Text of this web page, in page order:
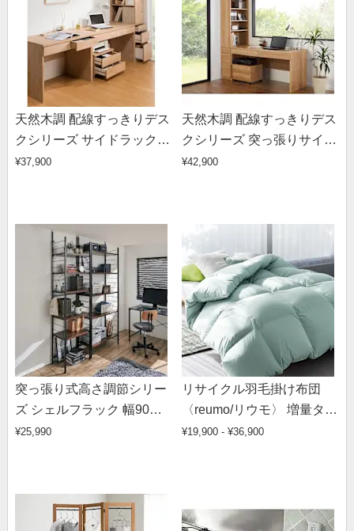
天然木調 配線すっきりデス
クシリーズ サイドラック・
幅30奥行60高さ180cm
¥37,900
天然木調 配線すっきりデス
クシリーズ 突っ張りサイド
ラック・幅30奥行60高さ
¥42,900
突っ張り式高さ調節シリー
ズ シェルフラック 幅90奥
行40cm
¥25,990
リサイクル羽毛掛け布団
〈reumo/リウモ〉 増量タイ
プ
¥19,900 - ¥36,900